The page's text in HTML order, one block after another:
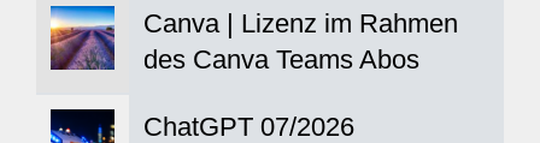
Canva | Lizenz im Rahmen
des Canva Teams Abos
ChatGPT 07/2026